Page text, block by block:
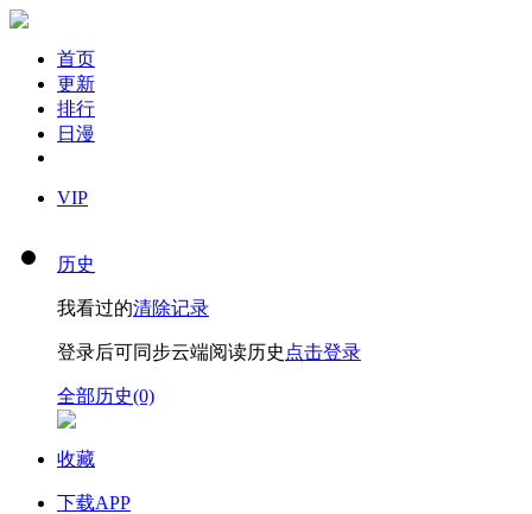
首页
更新
排行
日漫
VIP
历史
我看过的清除记录
登录后可同步云端阅读历史 点击登录
全部历史(0)
收藏
下载APP